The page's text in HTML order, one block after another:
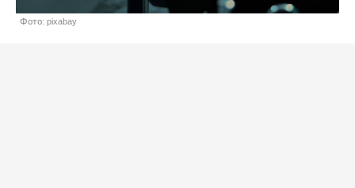
Фото: pixabay